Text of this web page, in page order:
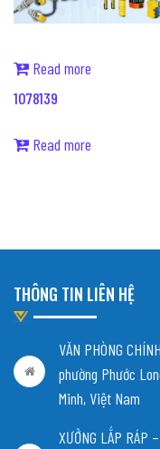
Read more
1078139
Read more
THÔNG TIN LIÊN HỆ
VĂN PHÒNG
phường Phước
Minh, Việt Nam
XƯỞNG LẮP RÁP